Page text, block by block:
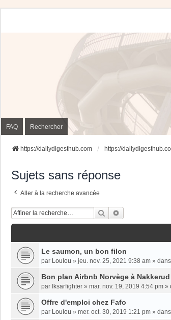
FAQ Rechercher
https://dailydigesthub.com https://
Sujets sans réponse
Aller à la recherche avancée
Rechercher
Le saumon, un bon filon
par Loulou » jeu. nov. 25, 2021 9:38 am » dans
Bon plan Airbnb Norvège à Nakkerud
par Iksarfighter » mar. nov. 19, 2019 4:54 pm »
Offre d'emploi chez Fafo
par Loulou » mer. oct. 30, 2019 1:21 pm » dans